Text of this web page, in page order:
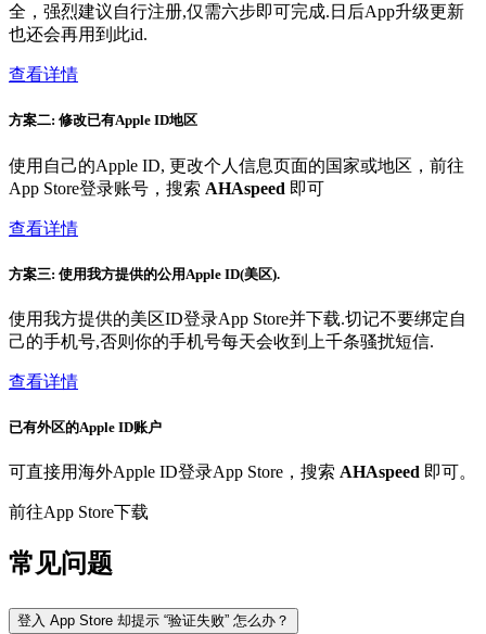
全，强烈建议自行注册,仅需六步即可完成.日后App升级更新
也还会再用到此id.
查看详情
方案二: 修改已有Apple ID地区
使用自己的Apple ID, 更改个人信息页面的国家或地区，前往
App Store登录账号，搜索 AHAspeed 即可
查看详情
方案三: 使用我方提供的公用Apple ID(美区).
使用我方提供的美区ID登录App Store并下载.切记不要绑定自
己的手机号,否则你的手机号每天会收到上千条骚扰短信.
查看详情
已有外区的Apple ID账户
可直接用海外Apple ID登录App Store，搜索 AHAspeed 即可。
前往App Store下载
常见问题
登入 App Store 却提示 “验证失败” 怎么办？